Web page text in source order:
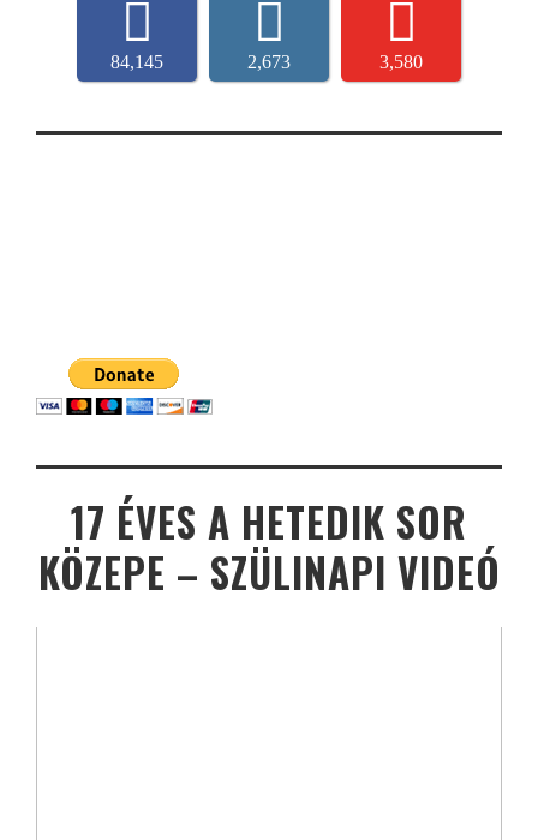
84,145 2,673 3,580
17 ÉVES A HETEDIK SOR
KÖZEPE – SZÜLINAPI VIDEÓ